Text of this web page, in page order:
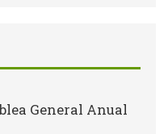
General Anual